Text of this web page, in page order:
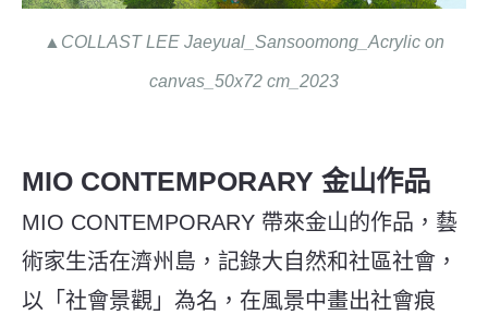
▲COLLAST LEE Jaeyual_Sansoomong_Acrylic on
canvas_50x72 cm_2023
MIO CONTEMPORARY 金山作品
MIO CONTEMPORARY 帶來金山的作品，藝
術家生活在濟州島，記錄大自然和社區社會，
以「社會景觀」為名，在風景中畫出社會痕